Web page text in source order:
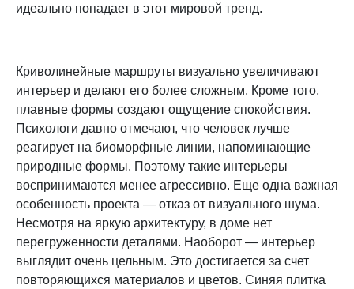
идеально попадает в этот мировой тренд.
Криволинейные маршруты визуально увеличивают
интерьер и делают его более сложным. Кроме того,
плавные формы создают ощущение спокойствия.
Психологи давно отмечают, что человек лучше
реагирует на биоморфные линии, напоминающие
природные формы. Поэтому такие интерьеры
воспринимаются менее агрессивно. Еще одна важная
особенность проекта — отказ от визуального шума.
Несмотря на яркую архитектуру, в доме нет
перегруженности деталями. Наоборот — интерьер
выглядит очень цельным. Это достигается за счет
повторяющихся материалов и цветов. Синяя плитка